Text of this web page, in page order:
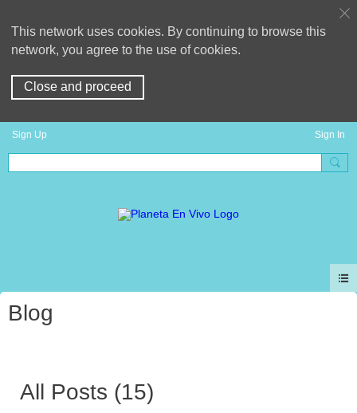
This network uses cookies. By continuing to browse this
network, you agree to the use of cookies.
Close and proceed
Sign Up Sign In
Blog
All Posts (15)